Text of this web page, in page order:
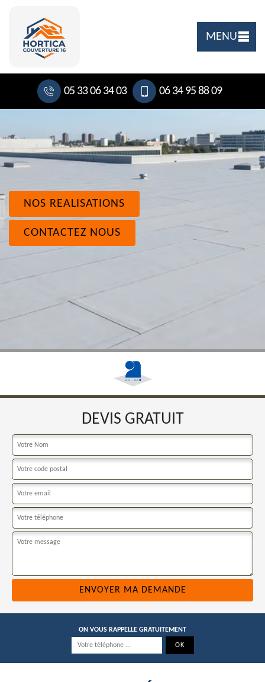
MENU
05 33 06 34 03 06 34 95 88 09
NOS REALISATIONS
CONTACTEZ NOUS
DEVIS GRATUIT
ON VOUS RAPPELLE GRATUITEMENT